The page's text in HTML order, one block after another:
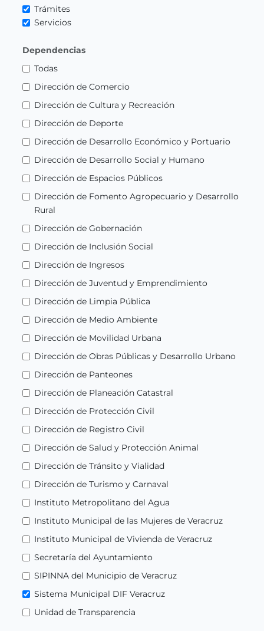
Trámites
Servicios
Dependencias
Todas
Dirección de Comercio
Dirección de Cultura y Recreación
Dirección de Deporte
Dirección de Desarrollo Económico y Portuario
Dirección de Desarrollo Social y Humano
Dirección de Espacios Públicos
Dirección de Fomento Agropecuario y Desarrollo
Rural
Dirección de Gobernación
Dirección de Inclusión Social
Dirección de Ingresos
Dirección de Juventud y Emprendimiento
Dirección de Limpia Pública
Dirección de Medio Ambiente
Dirección de Movilidad Urbana
Dirección de Obras Públicas y Desarrollo Urbano
Dirección de Panteones
Dirección de Planeación Catastral
Dirección de Protección Civil
Dirección de Registro Civil
Dirección de Salud y Protección Animal
Dirección de Tránsito y Vialidad
Dirección de Turismo y Carnaval
Instituto Metropolitano del Agua
Instituto Municipal de las Mujeres de Veracruz
Instituto Municipal de Vivienda de Veracruz
Secretaría del Ayuntamiento
SIPINNA del Municipio de Veracruz
Sistema Municipal DIF Veracruz
Unidad de Transparencia